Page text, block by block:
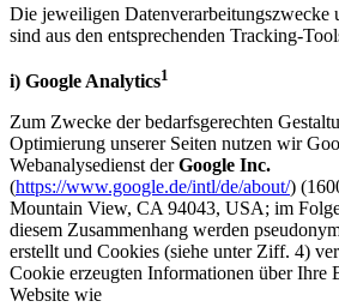
Die jeweiligen Datenverarbeitungszwecke
sind aus den entsprechenden Tracking-
i) Google Analytics1
Zum Zwecke der bedarfsgerechten
Optimierung unserer Seiten nutzen wir
Webanalysedienst derGoogle Inc.
(https://www.google.de/intl/de/about/)
Mountain View, CA 94043, USA; im
diesem Zusammenhang werden
erstellt und Cookies (siehe unter Ziff. 4)
Cookie erzeugten Informationen über Ihre
Website wie